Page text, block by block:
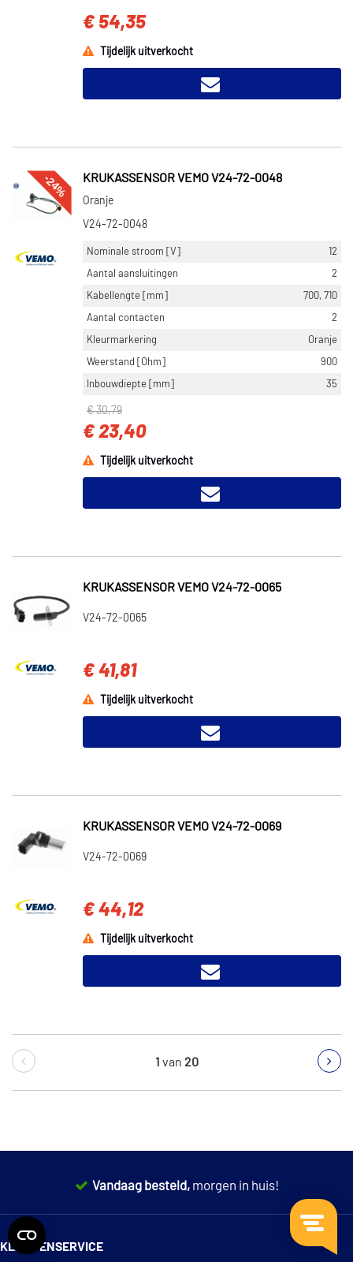
€ 54,35
Tijdelijk uitverkocht
-24% KRUKASSENSOR VEMO V24-72-0048
Oranje
V24-72-0048
Nominale stroom [V]
12
Aantal aansluitingen
2
Kabellengte [mm]
700, 710
Aantal contacten
2
Kleurmarkering
Oranje
Weerstand [Ohm]
900
Inbouwdiepte [mm]
35
€ 30,79
€ 23,40
Tijdelijk uitverkocht
KRUKASSENSOR VEMO V24-72-0065
V24-72-0065
€ 41,81
Tijdelijk uitverkocht
KRUKASSENSOR VEMO V24-72-0069
V24-72-0069
€ 44,12
Tijdelijk uitverkocht
1 van 20
Vandaag besteld, morgen in huis!
KLANTENSERVICE